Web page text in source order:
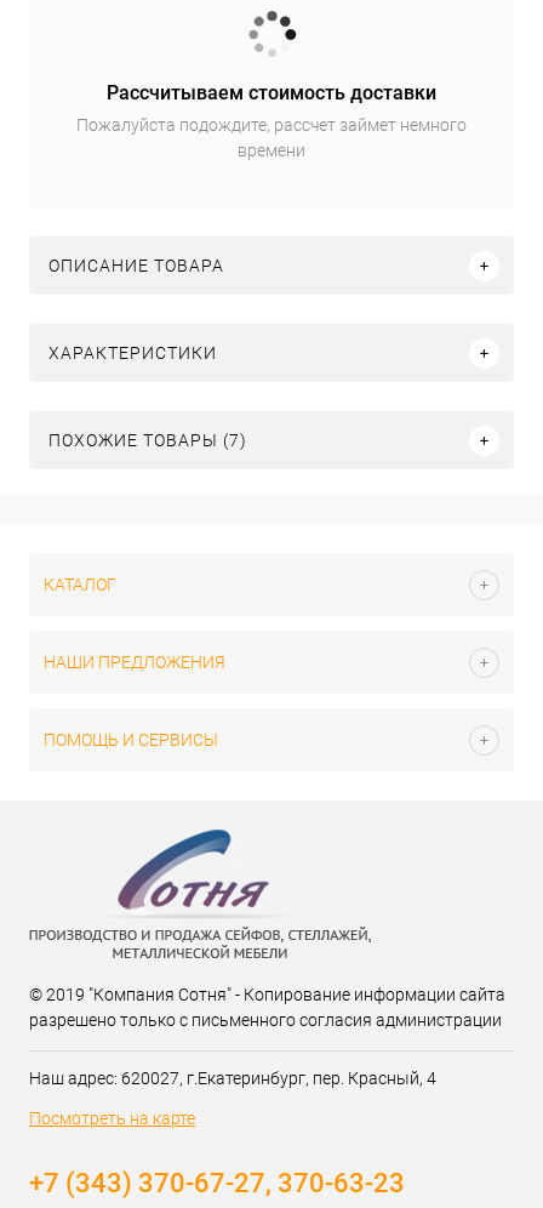
Рассчитываем стоимость доставки
Пожалуйста подождите, рассчет займет немного
времени
ОПИСАНИЕ ТОВАРА
ХАРАКТЕРИСТИКИ
ПОХОЖИЕ ТОВАРЫ (7)
КАТАЛОГ
НАШИ ПРЕДЛОЖЕНИЯ
ПОМОЩЬ И СЕРВИСЫ
© 2019 "Компания Сотня" - Копирование информации сайта
разрешено только с письменного согласия администрации
Наш адрес: 620027, г.Екатеринбург, пер. Красный, 4
Посмотреть на карте
+7 (343) 370-67-27, 370-63-23